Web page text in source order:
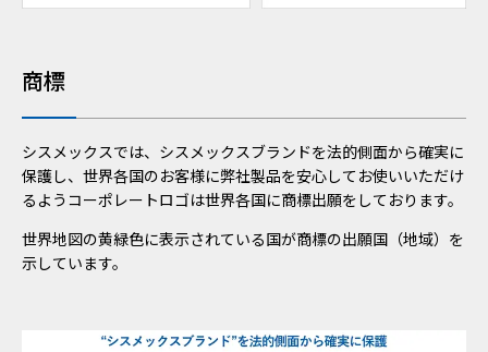
商標
シスメックスでは、シスメックスブランドを法的側面から確実に
保護し、世界各国のお客様に弊社製品を安心してお使いいただけ
るようコーポレートロゴは世界各国に商標出願をしております。
世界地図の黄緑色に表示されている国が商標の出願国（地域）を
示しています。